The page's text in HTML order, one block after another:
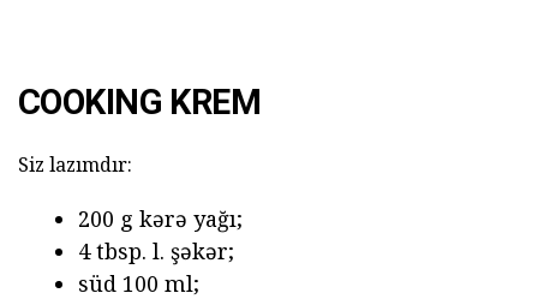
COOKING KREM
Siz lazımdır:
200 g kərə yağı;
4 tbsp. l. şəkər;
süd 100 ml;